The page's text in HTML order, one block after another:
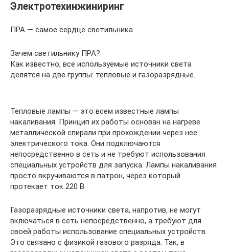
Электротехинжиниринг
ПРА — самое сердце светильника
Зачем светильнику ПРА?
Как известно, все используемые источники света
делятся на две группы: тепловые и газоразрядные.
Тепловые лампы — это всем известные лампы
накаливания. Принцип их работы основан на нагреве
металлической спирали при прохождении через нее
электрического тока. Они подключаются
непосредственно в сеть и не требуют использования
специальных устройств для запуска. Лампы накаливания
просто вкручиваются в патрон, через который
протекает ток 220 В.
Газоразрядные источники света, напротив, не могут
включаться в сеть непосредственно, а требуют для
своей работы использование специальных устройств.
Это связано с физикой газового разряда. Так, в